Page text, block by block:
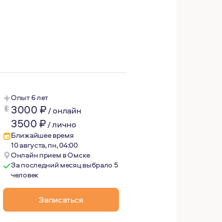
Есть дочь и собака. Люблю путешествовать,
Опыт 6 лет
3000₽/онлайн
3500₽/лично
Ближайшее время
10 августа, пн, 04:00
Онлайн прием в Омске
За последний месяц выбрало 5
человек
Записаться
истории проживания сложностей и нахождения